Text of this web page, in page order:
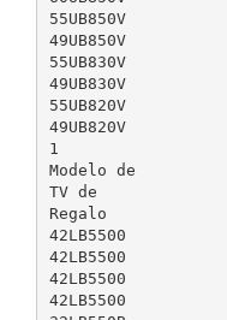
55UB850V
49UB850V
55UB830V
49UB830V
55UB820V
49UB820V
1
Modelo de
TV de
Regalo
42LB5500
42LB5500
42LB5500
42LB5500